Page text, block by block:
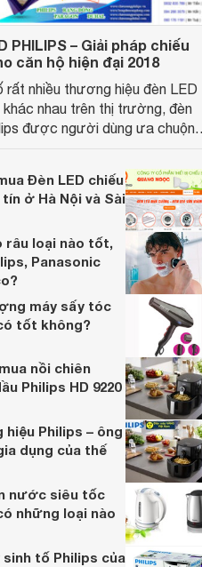
Bóng đèn LED búp Rạng
A45N1/3W
Giá từ 21.782 đ
nơi bán
PHILIPS – Giải pháp chiếu
căn hộ hiện đại 2018
rất nhiều thương hiệu đèn LED
khác nhau trên thị trường, đèn
được người dùng ưa chuộng
phẩm của thương hiệu, mà
có một thiết kế hết sức sang
mã đa dạng, tuổi thọ sử dụng
giá thành phải chăng
Đèn LED chiếu
tín ở Hà Nội và Sài
râu loại nào tốt,
Panasonic
máy sấy tóc
tốt không?
nồi chiên
Philips HD 9220
Philips – ông
dụng của thế
nước siêu tốc
những loại nào
sinh tố Philips của